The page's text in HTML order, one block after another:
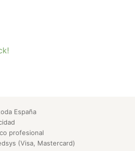
España
profesional
(Visa, Mastercard)